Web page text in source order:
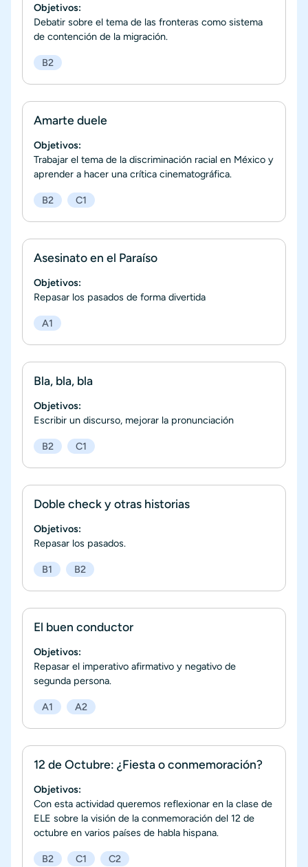
Objetivos:
Debatir sobre el tema de las fronteras como sistema
de contención de la migración.
B2
Amarte duele
Objetivos:
Trabajar el tema de la discriminación racial en México y
aprender a hacer una crítica cinematográfica.
B2 C1
Asesinato en el Paraíso
Objetivos:
Repasar los pasados de forma divertida
A1
Bla, bla, bla
Objetivos:
Escribir un discurso, mejorar la pronunciación
B2 C1
Doble check y otras historias
Objetivos:
Repasar los pasados.
B1 B2
El buen conductor
Objetivos:
Repasar el imperativo afirmativo y negativo de
segunda persona.
A1 A2
12 de Octubre: ¿Fiesta o conmemoración?
Objetivos:
Con esta actividad queremos reflexionar en la clase de
ELE sobre la visión de la conmemoración del 12 de
octubre en varios países de habla hispana.
B2 C1 C2